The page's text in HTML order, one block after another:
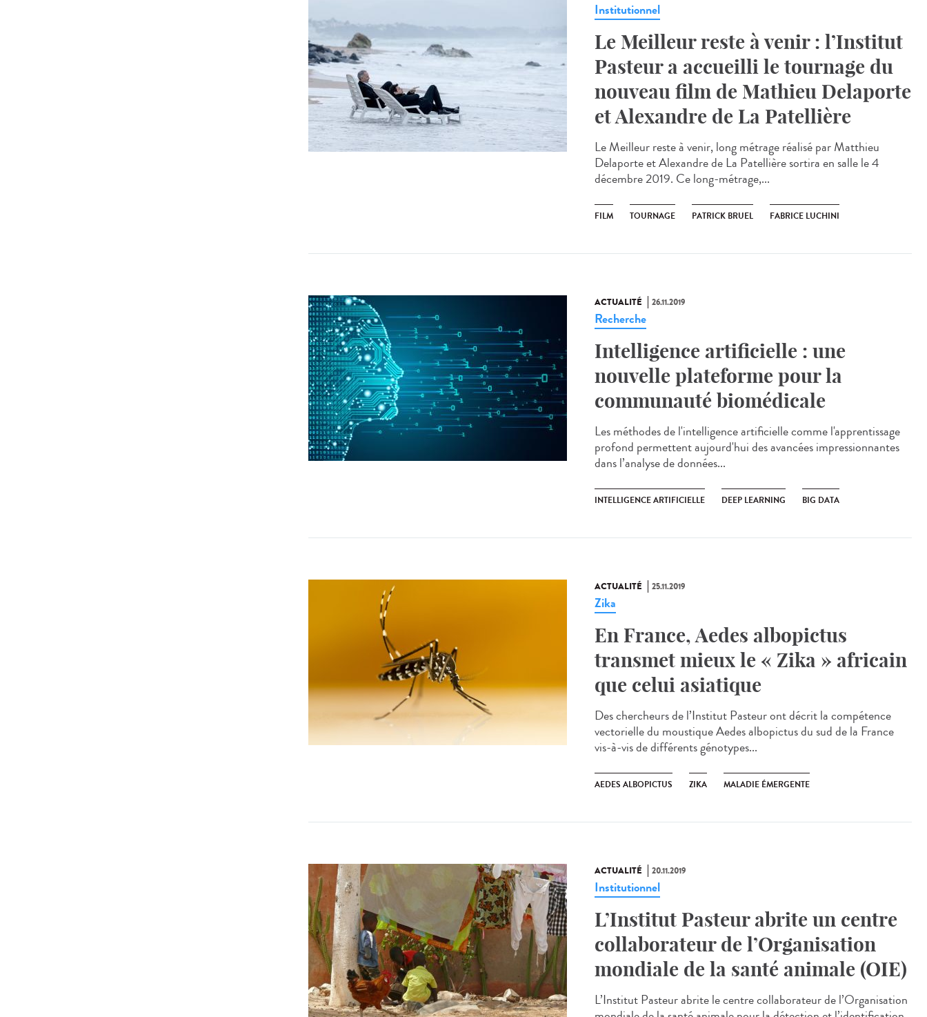
Institutionnel
Le Meilleur reste à venir : l’Institut
Pasteur a accueilli le tournage du
nouveau film de Mathieu Delaporte
et Alexandre de La Patellière
Le Meilleur reste à venir, long métrage réalisé par Matthieu
Delaporte et Alexandre de La Patellière sortira en salle le 4
décembre 2019. Ce long-métrage,...
FILM TOURNAGE PATRICK BRUEL FABRICE LUCHINI
ACTUALITÉ 26.11.2019
Recherche
Intelligence artificielle : une
nouvelle plateforme pour la
communauté biomédicale
Les méthodes de l'intelligence artificielle comme l'apprentissage
profond permettent aujourd'hui des avancées impressionnantes
dans l’analyse de données...
INTELLIGENCE ARTIFICIELLE DEEP LEARNING BIG DATA
ACTUALITÉ 25.11.2019
Zika
En France, Aedes albopictus
transmet mieux le « Zika » africain
que celui asiatique
Des chercheurs de l’Institut Pasteur ont décrit la compétence
vectorielle du moustique Aedes albopictus du sud de la France
vis-à-vis de différents génotypes...
AEDES ALBOPICTUS ZIKA MALADIE ÉMERGENTE
ACTUALITÉ 20.11.2019
Institutionnel
L’Institut Pasteur abrite un centre
collaborateur de l’Organisation
mondiale de la santé animale (OIE)
L’Institut Pasteur abrite le centre collaborateur de l’Organisation